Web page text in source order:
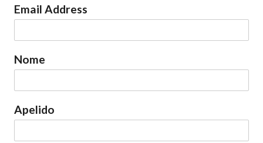
Email Address
Nome
Apelido